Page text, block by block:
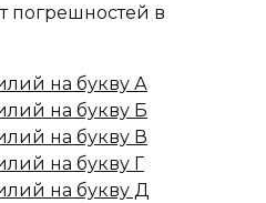
погрешностей в
на букву А
на букву Б
на букву В
на букву Г
на букву Д